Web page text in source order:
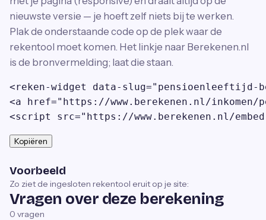
nieuwste versie — je hoeft zelf niets bij te werken.
Plak de onderstaande code op de plek waar de
rekentool moet komen. Het linkje naar Berekenen.nl
is de bronvermelding; laat die staan.
<reken-widget data-slug="pensioenleeftijd-
<a href="https://www.berekenen.nl/
<script src="https://www.berekenen.nl/
Kopiëren
Voorbeeld
Zo ziet de ingesloten rekentool eruit op je site:
Vragen over deze berekening
0 vragen